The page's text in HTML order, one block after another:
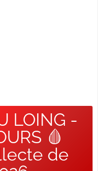
LOING -
🩸
de